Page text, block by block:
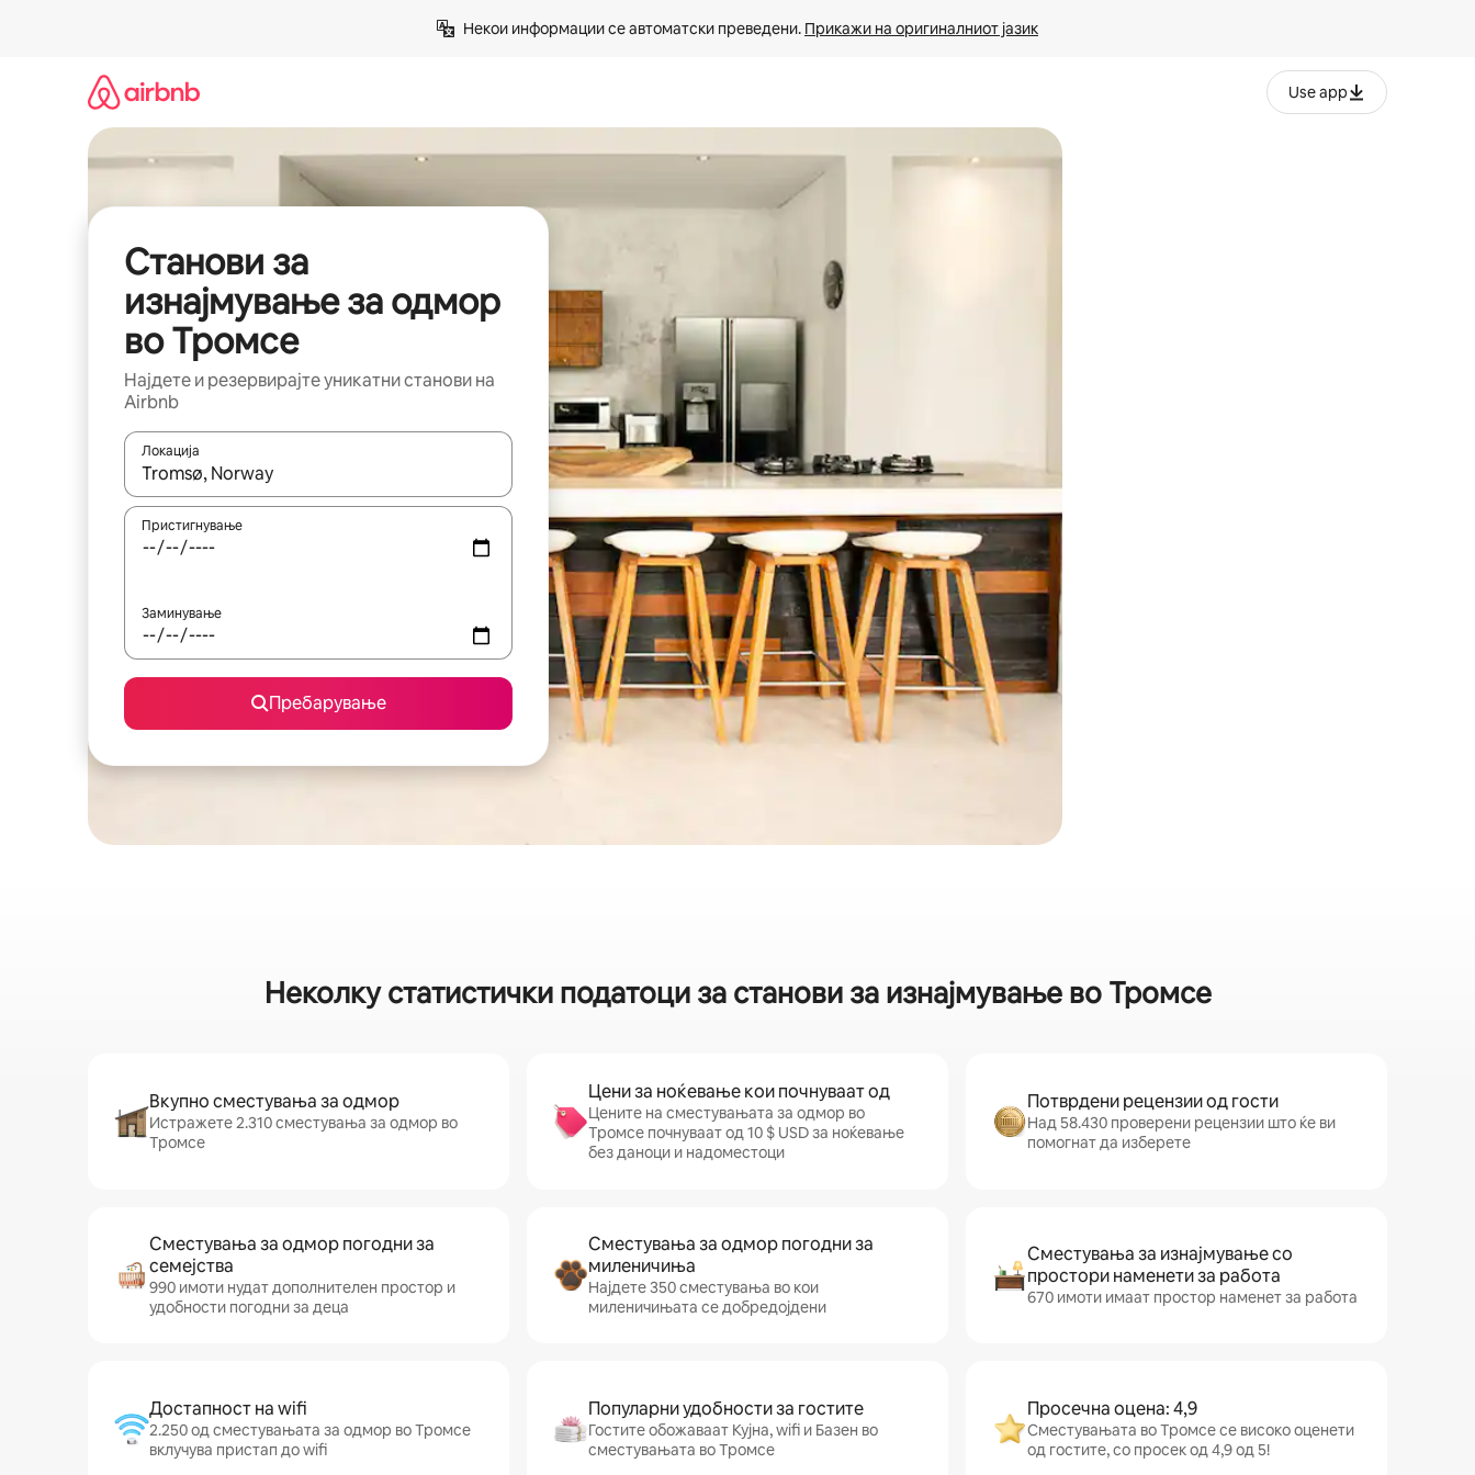
Некои информации се автоматски преведени. Прикажи на оригиналниот јазик
Use app
Станови за
изнајмување за одмор
во Тромсе
Најдете и резервирајте уникатни станови на
Airbnb
Локација
Кога резултатите се достапни, движете се со копчињата со стрелки нагоре и надолу или истражувајте со допирање или со лизгање.
Пристигнување
Заминување
Пребарување
Неколку статистички податоци за станови за изнајмување во Тромсе
Вкупно сместувања за одмор
Истражете 2.310 сместувања за одмор во
Тромсе
Цени за ноќевање кои почнуваат од
Цените на сместувањата за одмор во
Тромсе почнуваат од 10 $ USD за ноќевање
без даноци и надоместоци
Потврдени рецензии од гости
Над 58.430 проверени рецензии што ќе ви
помогнат да изберете
Сместувања за одмор погодни за
семејства
990 имоти нудат дополнителен простор и
удобности погодни за деца
Сместувања за одмор погодни за
миленичиња
Најдете 350 сместувања во кои
миленичињата се добредојдени
Сместувања за изнајмување со
простори наменети за работа
670 имоти имаат простор наменет за работа
Достапност на wifi
2.250 од сместувањата за одмор во Тромсе
вклучува пристап до wifi
Популарни удобности за гостите
Гостите обожаваат Кујна, wifi и Базен во
сместувањата во Тромсе
Просечна оцена: 4,9
Сместувањата во Тромсе се високо оценети
од гостите, со просек од 4,9 од 5!